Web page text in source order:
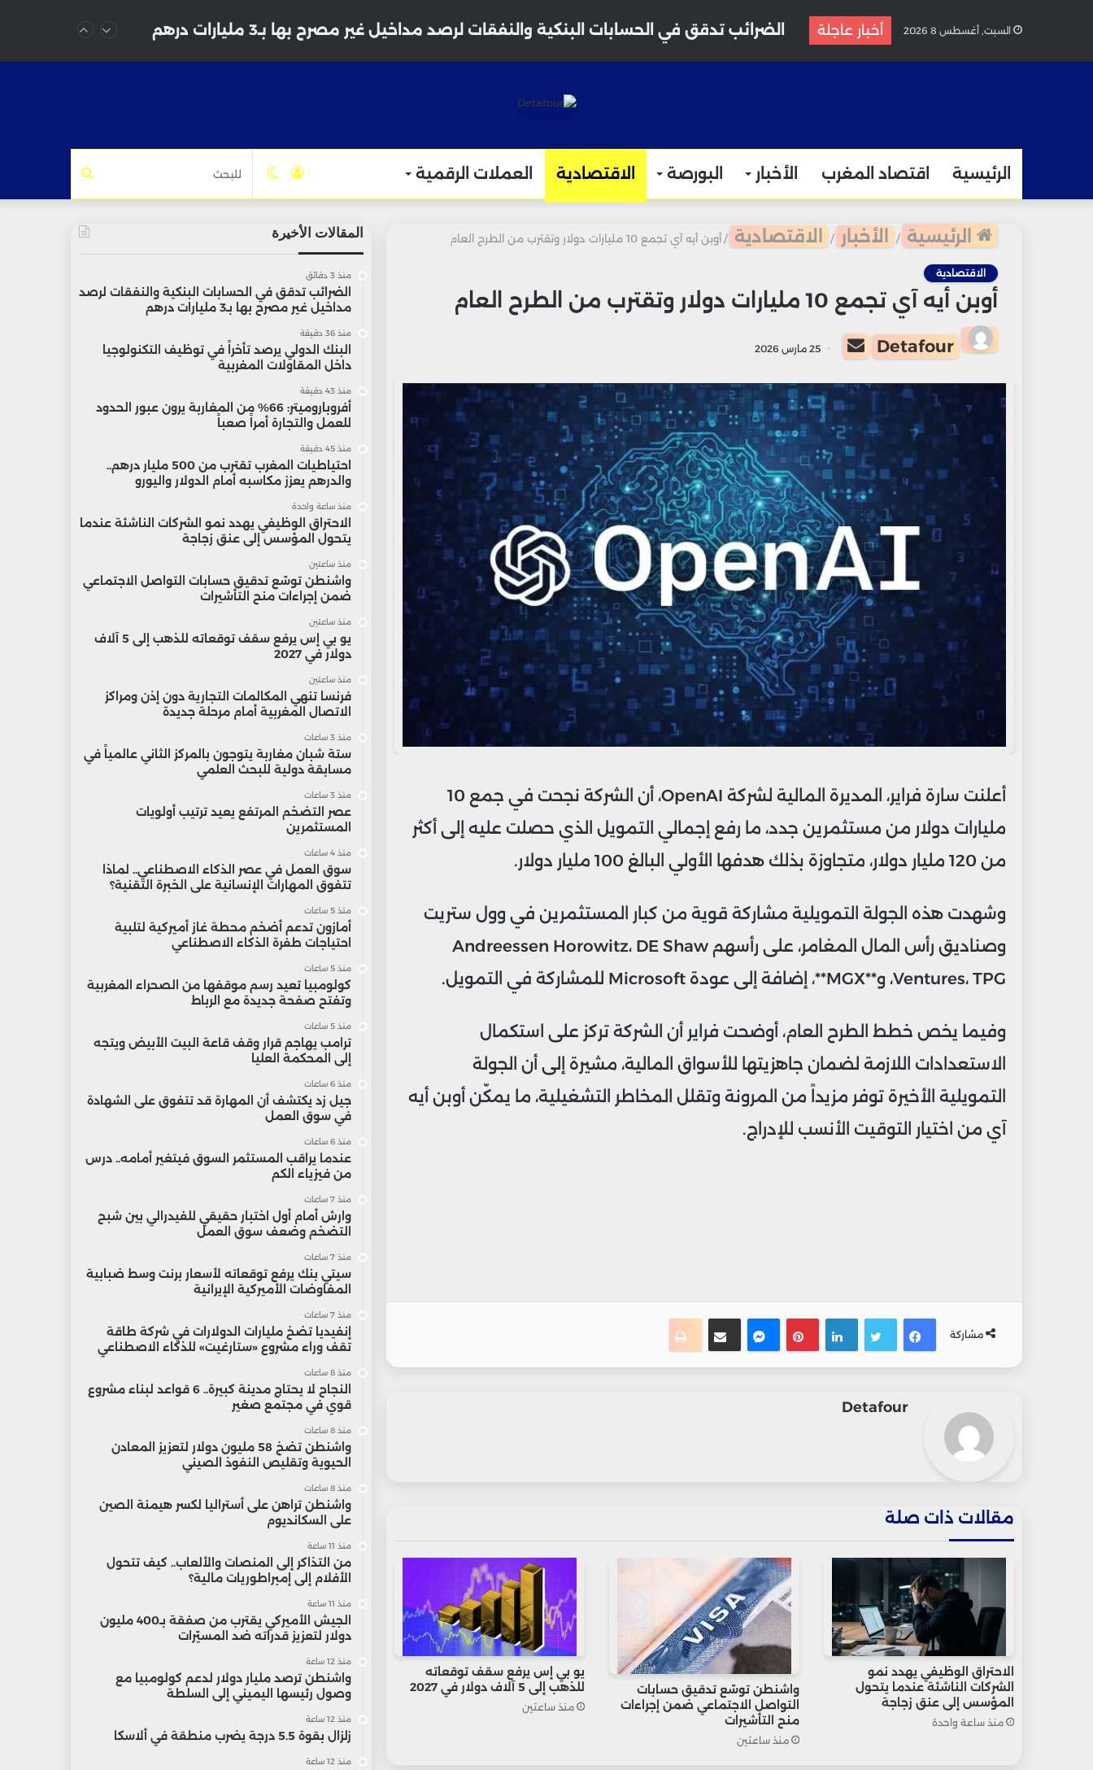
السبت, أغسطس 8 2026 أخبار عاجلة
الرئيسية اقتصاد المغرب الأخبار البورصة الاقتصادية العملات الرقمية للبحث الوضعتسجيل
الرئيسية / الأخبار / الاقتصادية / أوبن أيه آي تجمع 10 مليارات دولار وتقترب من الطرح العام
الاقتصادية
أوبن أيه آي تجمع 10 مليارات دولار وتقترب من الطرح العام
Detafour
أرسل
بريدا
إلكترونيا
25 مارس 2026
أعلنت سارة فراير، المديرة المالية لشركة OpenAI، أن الشركة نجحت في جمع 10
مليارات دولار من مستثمرين جدد، ما رفع إجمالي التمويل الذي حصلت عليه إلى أكثر
من 120 مليار دولار، متجاوزة بذلك هدفها الأولي البالغ 100 مليار دولار.
وشهدت هذه الجولة التمويلية مشاركة قوية من كبار المستثمرين في وول ستريت
وصناديق رأس المال المغامر، على رأسهم Andreessen Horowitz، DE Shaw
Ventures، TPG، و**MGX**، إضافة إلى عودة Microsoft للمشاركة في التمويل.
وفيما يخص خطط الطرح العام، أوضحت فراير أن الشركة تركز على استكمال
الاستعدادات اللازمة لضمان جاهزيتها للأسواق المالية، مشيرة إلى أن الجولة
التمويلية الأخيرة توفر مزيداً من المرونة وتقلل المخاطر التشغيلية، ما يمكّن أوبن أيه
آي من اختيار التوقيت الأنسب للإدراج.
مشاركة
فيسبوك
تويتر لينكدإنبينتيريست
ماسنجرمشاركة عبر البريدطباعة
Detafour
مقالات ذات صلة
الاحتراق الوظيفي يهدد نمو
الشركات الناشئة عندما يتحول
المؤسس إلى عنق زجاجة
منذ ساعة واحدة
واشنطن توسّع تدقيق حسابات
التواصل الاجتماعي ضمن إجراءات
منح التأشيرات
منذ ساعتين
يو بي إس يرفع سقف توقعاته
للذهب إلى 5 آلاف دولار في 2027
منذ ساعتين
المقالات الأخيرة
منذ 3 دقائق
الضرائب تدقق في الحسابات البنكية والنفقات لرصد
مداخيل غير مصرح بها بـ3 مليارات درهم
منذ 36 دقيقة
البنك الدولي يرصد تأخراً في توظيف التكنولوجيا
داخل المقاولات المغربية
منذ 43 دقيقة
أفروباروميتر: 66% من المغاربة يرون عبور الحدود
للعمل والتجارة أمراً صعباً
منذ 45 دقيقة
احتياطيات المغرب تقترب من 500 مليار درهم..
والدرهم يعزز مكاسبه أمام الدولار واليورو
منذ ساعة واحدة
الاحتراق الوظيفي يهدد نمو الشركات الناشئة عندما
يتحول المؤسس إلى عنق زجاجة
منذ ساعتين
واشنطن توسّع تدقيق حسابات التواصل الاجتماعي
ضمن إجراءات منح التأشيرات
منذ ساعتين
يو بي إس يرفع سقف توقعاته للذهب إلى 5 آلاف
دولار في 2027
منذ ساعتين
فرنسا تنهي المكالمات التجارية دون إذن ومراكز
الاتصال المغربية أمام مرحلة جديدة
منذ 3 ساعات
ستة شبان مغاربة يتوجون بالمركز الثاني عالمياً في
مسابقة دولية للبحث العلمي
منذ 3 ساعات
عصر التضخم المرتفع يعيد ترتيب أولويات
المستثمرين
منذ 4 ساعات
سوق العمل في عصر الذكاء الاصطناعي.. لماذا
تتفوق المهارات الإنسانية على الخبرة التقنية؟
منذ 5 ساعات
أمازون تدعم أضخم محطة غاز أميركية لتلبية
احتياجات طفرة الذكاء الاصطناعي
منذ 5 ساعات
كولومبيا تعيد رسم موقفها من الصحراء المغربية
وتفتح صفحة جديدة مع الرباط
منذ 5 ساعات
ترامب يهاجم قرار وقف قاعة البيت الأبيض ويتجه
إلى المحكمة العليا
منذ 6 ساعات
جيل زد يكتشف أن المهارة قد تتفوق على الشهادة
في سوق العمل
منذ 6 ساعات
عندما يراقب المستثمر السوق فيتغير أمامه.. درس
من فيزياء الكم
منذ 7 ساعات
وارش أمام أول اختبار حقيقي للفيدرالي بين شبح
التضخم وضعف سوق العمل
منذ 7 ساعات
سيتي بنك يرفع توقعاته لأسعار برنت وسط ضبابية
المفاوضات الأميركية الإيرانية
منذ 7 ساعات
إنفيديا تضخ مليارات الدولارات في شركة طاقة
تقف وراء مشروع «ستارغيت» للذكاء الاصطناعي
منذ 8 ساعات
النجاح لا يحتاج مدينة كبيرة.. 6 قواعد لبناء مشروع
قوي في مجتمع صغير
منذ 8 ساعات
واشنطن تضخ 58 مليون دولار لتعزيز المعادن
الحيوية وتقليص النفوذ الصيني
منذ 8 ساعات
واشنطن تراهن على أستراليا لكسر هيمنة الصين
على السكانديوم
منذ 11 ساعة
من التذاكر إلى المنصات والألعاب.. كيف تتحول
الأفلام إلى إمبراطوريات مالية؟
منذ 11 ساعة
الجيش الأميركي يقترب من صفقة بـ400 مليون
دولار لتعزيز قدراته ضد المسيّرات
منذ 12 ساعة
واشنطن ترصد مليار دولار لدعم كولومبيا مع
وصول رئيسها اليميني إلى السلطة
منذ 12 ساعة
زلزال بقوة 5.5 درجة يضرب منطقة في ألاسكا
منذ 12 ساعة